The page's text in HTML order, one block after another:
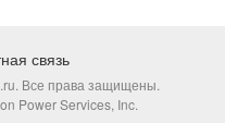
связь
Все права защищены.
Power Services, Inc.